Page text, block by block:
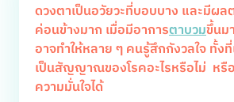
ดวงตาเป็นอวัยวะที่บอบบาง และมี
ค่อนข้างมาก เมื่อมีอาการตาบวมขึ้นม
อาจทำให้หลาย ๆ คนรู้สึกกังวลใจ ทั้ง
เป็นสัญญาณของโรคอะไรหรือไม่ หรื
ความมั่นใจได้